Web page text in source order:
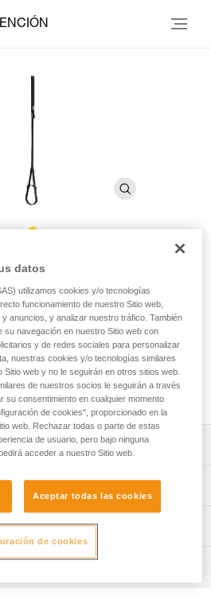
se utiliza con el puño
por cuerda. Un elástico
sujetar el pie en el pedal, sea
ASCENSION para los ascensos
resistente a la abrasión y más
pie en el pedal. Se regula en altura
utiliza.
datos
utilizamos cookies y/o tecnologías
funcionamiento de nuestro Sitio web,
anuncios, y analizar nuestro tráfico. También
su navegación en nuestro Sitio web con
y de redes sociales para personalizar
nuestras cookies y/o tecnologías similares
web y no le seguirán en otros sitios web.
de nuestros socios le seguirán a través
su consentimiento en cualquier momento
de cookies", proporcionado en la
web. Rechazar todas o parte de estas
de usuario, pero bajo ninguna
acceder a nuestro Sitio web.
Aceptar todas las cookies
de cookies